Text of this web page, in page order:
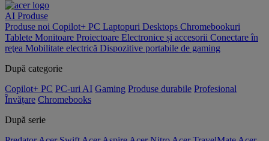
AI Produse
Produse noi Copilot+ PC Laptopuri Desktops Chromebookuri
Tablete Monitoare Proiectoare Electronice și accesorii Conectare în
reţea Mobilitate electrică Dispozitive portabile de gaming
După categorie
Copilot+ PC PC-uri AI Gaming Produse durabile Profesional
Învățare Chromebooks
După serie